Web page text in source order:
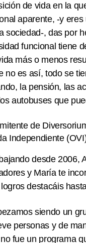
de vida en la
aparente, -y eres
sociedad-, das por
funcional tiene
más o menos
no es así, todo se
la pensión, las
autobuses que
de
Independiente
desde 2006,
y María te
destacáis
siendo un
personas y de
fue un programa